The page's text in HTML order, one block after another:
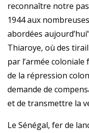
reconnaître notre
1944 aux
abordées
Thiaroye, où des
par l’armée
de la répression
demande de
et de transmettre la
Le Sénégal, fer de